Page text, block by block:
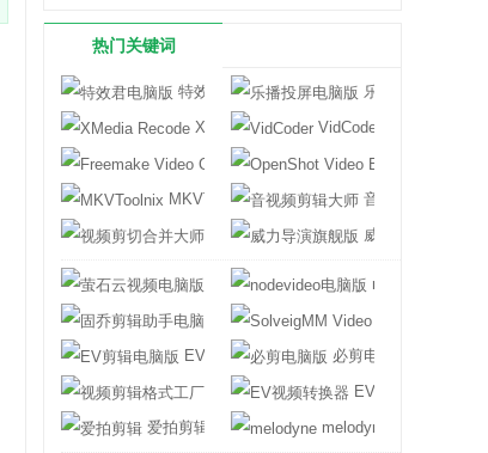
热门关键词
特效君电脑版
乐播投屏电脑版
XMedia Recode
VidCoder
Freemake Video Converter
MKVToolnix
音视频剪辑大师
视频剪切合并大师
威力导演旗舰版
萤石云视频电脑版
nodevideo电脑版
固乔剪辑助手电脑版
EV剪辑电脑版
必剪电脑版
视频剪辑格式工厂
EV视频转换器
爱拍剪辑
melodyne